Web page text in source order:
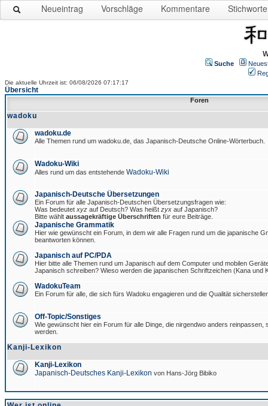
Neueintrag Vorschläge Kommentare Stichworte
Suche
Die aktuelle Uhrzeit ist: 06/08/2026 07:17:17
Übersicht
Foren
wadoku
wadoku.de
Alle Themen rund um wadoku.de, das Japanisch-Deutsche Online-Wörterbuch.
Wadoku-Wiki
Alles rund um das entstehende Wadoku-Wiki
Japanisch-Deutsche Übersetzungen
Ein Forum für alle Japanisch-Deutschen Übersetzungsfragen wie:
Was bedeutet xyz auf Deutsch? Was heißt zyx auf Japanisch?
Bitte wählt aussagekräftige Überschriften für eure Beiträge.
Japanische Grammatik
Hier wie gewünscht ein Forum, in dem wir alle Fragen rund um die japanische
beantworten können.
Japanisch auf PC/PDA
Hier bitte alle Themen rund um Japanisch auf dem Computer und mobilen
Japanisch schreiben? Wieso werden die japanischen Schriftzeichen (Kana und
WadokuTeam
Ein Forum für alle, die sich fürs Wadoku engagieren und die Qualität
Off-Topic/Sonstiges
Wie gewünscht hier ein Forum für alle Dinge, die nirgendwo anders reinpassen,
werden.
Kanji-Lexikon
Kanji-Lexikon
Japanisch-Deutsches Kanji-Lexikon von Hans-Jörg Bibiko